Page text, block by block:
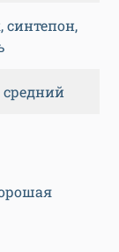
синтепон,